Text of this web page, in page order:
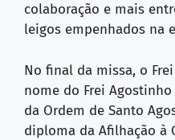
colaboração e mais
leigos empenhados na
No final da missa, o
nome do Frei Agostinho
da Ordem de Santo
diploma da Afilhação à